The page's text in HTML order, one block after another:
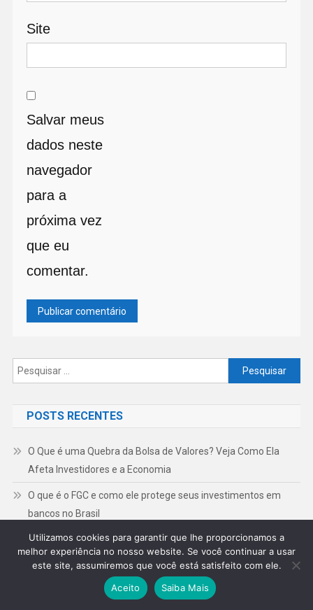
Site
Salvar meus
dados neste
navegador
para a
próxima vez
que eu
comentar.
Pesquisar
por:
POSTS RECENTES
O Que é uma Quebra da Bolsa de Valores? Veja Como Ela
Afeta Investidores e a Economia
O que é o FGC e como ele protege seus investimentos em
bancos no Brasil
O Que é Dívida? Guia Completo para Organizar suas Finanças
e Sair do Vermelho
Fundo Garantidor de Créditos vale a pena? Entenda limites,
regras e segurança
Utilizamos cookies para garantir que lhe proporcionamos a
melhor experiência no nosso website. Se você continuar a usar
este site, assumiremos que você está satisfeito com ele.
Aceito
Saiba Mais